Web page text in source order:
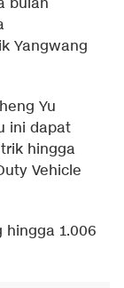
bulan
Yangwang
Yu
ini dapat
hingga
Vehicle
1.006